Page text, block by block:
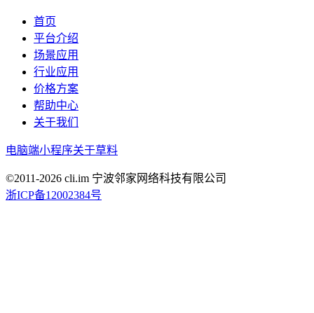
首页
平台介绍
场景应用
行业应用
价格方案
帮助中心
关于我们
电脑端小程序关于草料
©2011-2026 cli.im 宁波邻家网络科技有限公司
浙ICP备12002384号